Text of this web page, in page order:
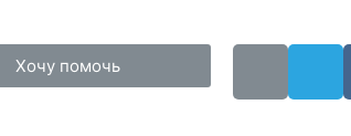
Хочу помочь